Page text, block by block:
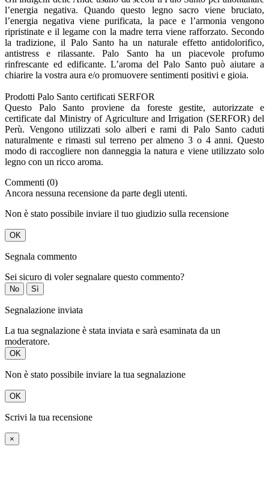
l’energia negativa. Quando questo legno sacro viene bruciato,
l’energia negativa viene purificata, la pace e l’armonia vengono
ripristinate e il legame con la madre terra viene rafforzato. Secondo
la tradizione, il Palo Santo ha un naturale effetto antidolorifico,
antistress e rilassante. Palo Santo ha un piacevole profumo
rinfrescante ed edificante. L’aroma del Palo Santo può aiutare a
chiarire la vostra aura e/o promuovere sentimenti positivi e gioia.
Prodotti Palo Santo certificati SERFOR
Questo Palo Santo proviene da foreste gestite, autorizzate e
certificate dal Ministry of Agriculture and Irrigation (SERFOR) del
Perù. Vengono utilizzati solo alberi e rami di Palo Santo caduti
naturalmente e rimasti sul terreno per almeno 3 o 4 anni. Questo
modo di raccogliere non danneggia la natura e viene utilizzato solo
legno con un ricco aroma.
Commenti (0)
Ancora nessuna recensione da parte degli utenti.
Non è stato possibile inviare il tuo giudizio sulla recensione
OK
Segnala commento
Sei sicuro di voler segnalare questo commento?
No Sì
Segnalazione inviata
La tua segnalazione è stata inviata e sarà esaminata da un
moderatore.
OK
Non è stato possibile inviare la tua segnalazione
OK
Scrivi la tua recensione
×